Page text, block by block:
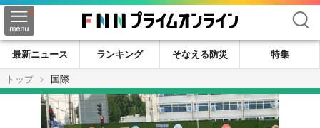
検索
最新ニュース ランキング そなえる防災
特集
トップ
国際